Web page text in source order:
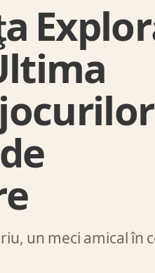
un meci amical în